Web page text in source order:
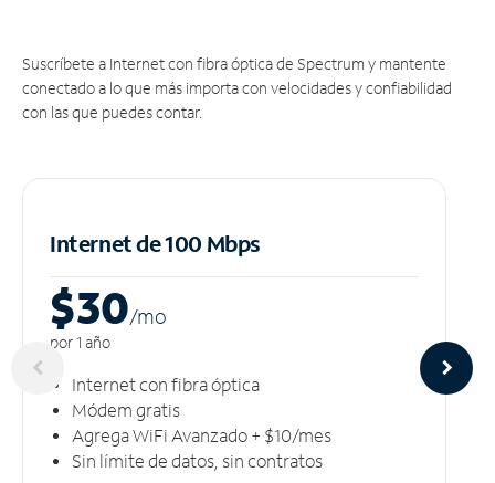
Suscríbete a Internet con fibra óptica de Spectrum y mantente
conectado a lo que más importa con velocidades y confiabilidad
con las que puedes contar.
Internet de 100 Mbps
$30/mo
por 1 año
Internet con fibra óptica
Módem gratis
Agrega WiFi Avanzado + $10/mes
Sin límite de datos, sin contratos